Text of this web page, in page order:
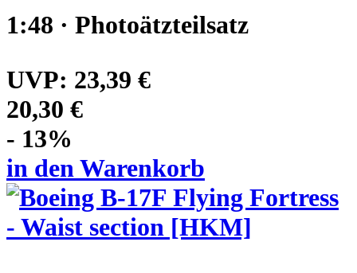
1:48 · Photoätzteilsatz
UVP: 23,39 €
20,30 €
- 13%
in den Warenkorb